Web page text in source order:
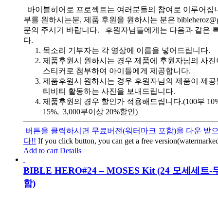
바이블히어로 프로젝트는 여러분들의 참여로 이루어집
부를 원하시는분, 제품 후원을 원하시는 분은
문의 주시기 바랍니다. 후원자님들에게는 다음과 같은
다.
목소리 기부자는 각 영상에 이름을 넣어드립니다.
제품후원시 원하시는 경우 제품에 후원자님의 사
스티커로 첨부하여 아이들에게 제공합니다.
제품후원시 원하시는 경우 후원자님의 제품이 제
티비티 활동하는 사진을 보내드립니다.
제품후원의 경우 할인가 적용해드립니다.(100부
15%, 3,000부이상 20%할인)
버튼을 클릭하시면 무료버전(워터마크 포함)을 다운 받
다!! If you click button, you can get a free
Add to cart Details
BIBLE HERO#24 – MOSES Kit (24 모세세트-
함)